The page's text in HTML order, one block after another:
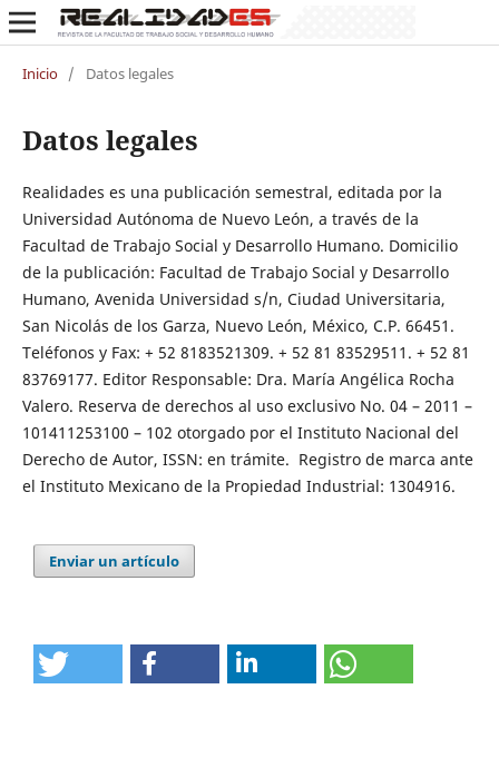
Inicio / Datos legales
Datos legales
Realidades es una publicación semestral, editada por la
Universidad Autónoma de Nuevo León, a través de la
Facultad de Trabajo Social y Desarrollo Humano. Domicilio
de la publicación: Facultad de Trabajo Social y Desarrollo
Humano, Avenida Universidad s/n, Ciudad Universitaria,
San Nicolás de los Garza, Nuevo León, México, C.P. 66451.
Teléfonos y Fax: + 52 8183521309. + 52 81 83529511. + 52 81
83769177. Editor Responsable: Dra. María Angélica Rocha
Valero. Reserva de derechos al uso exclusivo No. 04 – 2011 –
101411253100 – 102 otorgado por el Instituto Nacional del
Derecho de Autor, ISSN: en trámite. Registro de marca ante
el Instituto Mexicano de la Propiedad Industrial: 1304916.
Enviar un artículo